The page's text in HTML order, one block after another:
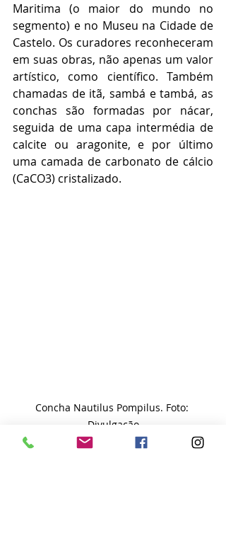
Maritima (o maior do mundo no
segmento) e no Museu na Cidade de
Castelo. Os curadores reconheceram
em suas obras, não apenas um valor
artístico, como científico. Também
chamadas de itã, sambá e tambá, as
conchas são formadas por nácar,
seguida de uma capa intermédia de
calcite ou aragonite, e por último
uma camada de carbonato de cálcio
(CaCO3) cristalizado.
Concha Nautilus Pompilus. Foto:
Divulgação
"As conchas são como parte de mim;